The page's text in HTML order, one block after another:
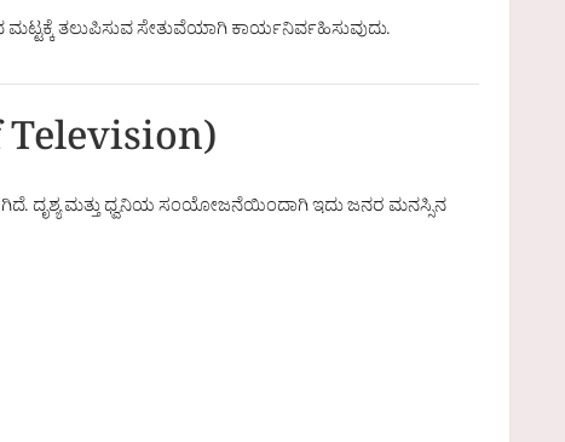
ತಲುಪಿಸುವ ಸೇತುವೆಯಾಗಿ ಕಾರ್ಯನಿರ್ವಹಿಸುವುದು.
Television)
ದೃಶ್ಯ ಮತ್ತು ಧ್ವನಿಯ ಸಂಯೋಜನೆಯಿಂದಾಗಿ ಇದು ಜನರ ಮನಸ್ಸಿನ